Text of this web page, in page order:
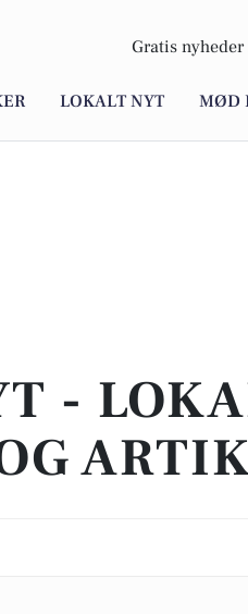
Gratis nyheder
LOKALT NYT MØD
-